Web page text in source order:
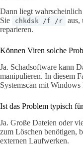
Dann liegt
Sie
chkdsk /f /r
aus,
reparieren.
Können Viren solche
Ja. Schadsoftware kann
manipulieren. In diesem
Systemscan mit
Ist das Problem typisch
Ja. Große Dateien oder
zum Löschen benötigen,
externen Laufwerken.